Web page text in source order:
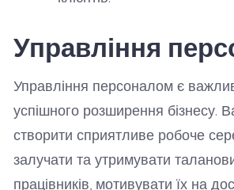
Управління
Управління персоналом є
успішного розширення бізнесу.
створити сприятливе робоче
залучати та утримувати
працівників, мотивувати їх на